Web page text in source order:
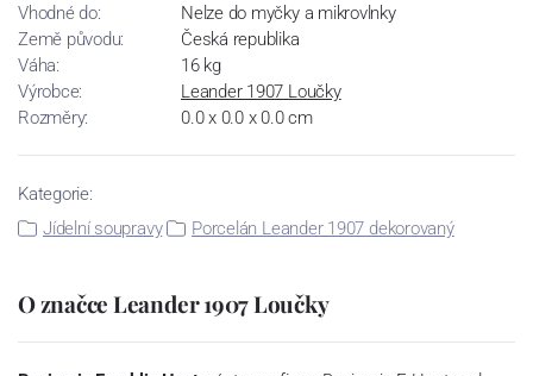
Vhodné do:
Nelze do myčky a mikrovlnky
Země původu:
Česká republika
Váha:
16 kg
Výrobce:
Leander 1907 Loučky
Rozměry:
0.0 x 0.0 x 0.0 cm
Kategorie:
Jídelní soupravy
Porcelán Leander 1907 dekorovaný
O značce Leander 1907 Loučky